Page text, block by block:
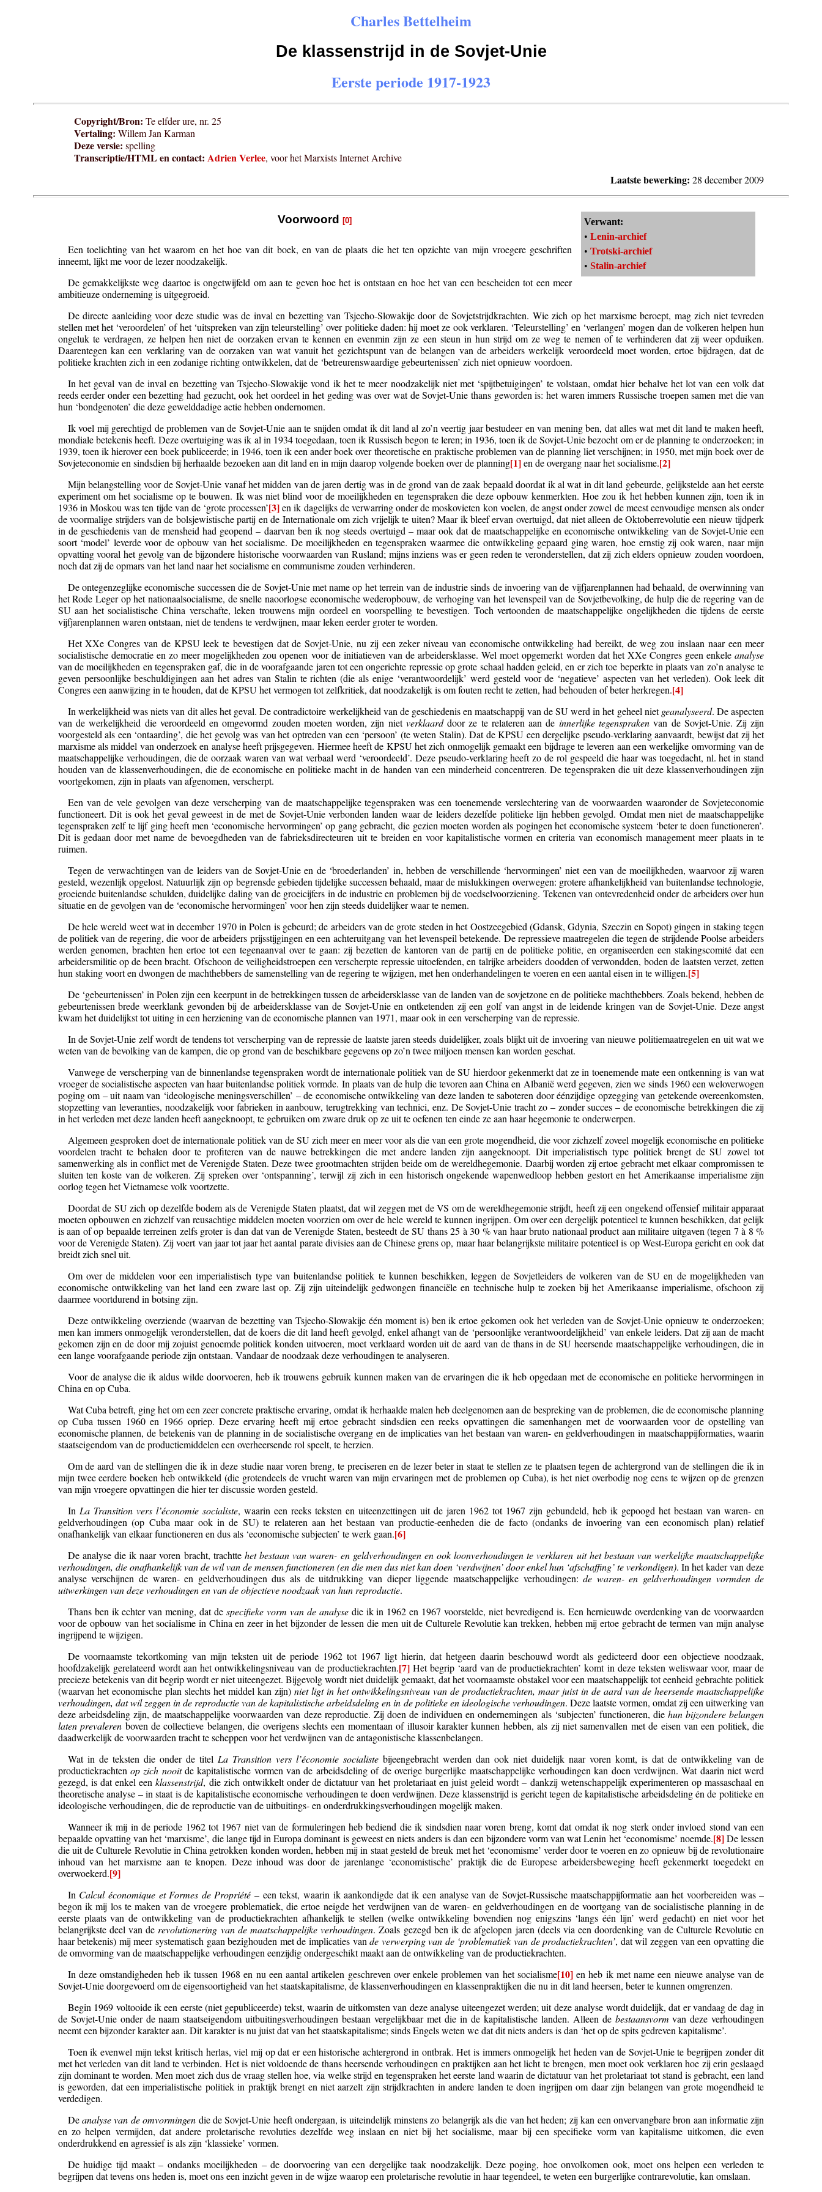
Charles Bettelheim
De klassenstrijd in de Sovjet-Unie
Eerste periode 1917-1923
Copyright/Bron: Te elfder ure, nr. 25
Vertaling: Willem Jan Karman
Deze versie: spelling
Transcriptie/HTML en contact: Adrien Verlee, voor het Marxists Internet Archive
Laatste bewerking: 28 december 2009
Verwant:
• Lenin-archief
• Trotski-archief
• Stalin-archief
Voorwoord[0]
Een toelichting van het waarom en het hoe van dit boek, en van de plaats die het ten opzichte van mijn vroegere geschriften
inneemt, lijkt me voor de lezer noodzakelijk.
De gemakkelijkste weg daartoe is ongetwijfeld om aan te geven hoe het is ontstaan en hoe het van een bescheiden tot een meer
ambitieuze onderneming is uitgegroeid.
De directe aanleiding voor deze studie was de inval en bezetting van Tsjecho-Slowakije door de Sovjetstrijdkrachten. Wie zich op het marxisme beroept, mag zich niet tevreden
stellen met het ‘veroordelen’ of het ‘uitspreken van zijn teleurstelling’ over politieke daden: hij moet ze ook verklaren. ‘Teleurstelling’ en ‘verlangen’ mogen dan de volkeren helpen hun
ongeluk te verdragen, ze helpen hen niet de oorzaken ervan te kennen en evenmin zijn ze een steun in hun strijd om ze weg te nemen of te verhinderen dat zij weer opduiken.
Daarentegen kan een verklaring van de oorzaken van wat vanuit het gezichtspunt van de belangen van de arbeiders werkelijk veroordeeld moet worden, ertoe bijdragen, dat de
politieke krachten zich in een zodanige richting ontwikkelen, dat de ‘betreurenswaardige gebeurtenissen’ zich niet opnieuw voordoen.
In het geval van de inval en bezetting van Tsjecho-Slowakije vond ik het te meer noodzakelijk niet met ‘spijtbetuigingen’ te volstaan, omdat hier behalve het lot van een volk dat
reeds eerder onder een bezetting had gezucht, ook het oordeel in het geding was over wat de Sovjet-Unie thans geworden is: het waren immers Russische troepen samen met die van
hun ‘bondgenoten’ die deze gewelddadige actie hebben ondernomen.
Ik voel mij gerechtigd de problemen van de Sovjet-Unie aan te snijden omdat ik dit land al zo’n veertig jaar bestudeer en van mening ben, dat alles wat met dit land te maken heeft,
mondiale betekenis heeft. Deze overtuiging was ik al in 1934 toegedaan, toen ik Russisch begon te leren; in 1936, toen ik de Sovjet-Unie bezocht om er de planning te onderzoeken; in
1939, toen ik hierover een boek publiceerde; in 1946, toen ik een ander boek over theoretische en praktische problemen van de planning liet verschijnen; in 1950, met mijn boek over de
Sovjeteconomie en sindsdien bij herhaalde bezoeken aan dit land en in mijn daarop volgende boeken over de planning[1]en de overgang naar het socialisme.[2]
Mijn belangstelling voor de Sovjet-Unie vanaf het midden van de jaren dertig was in de grond van de zaak bepaald doordat ik al wat in dit land gebeurde, gelijkstelde aan het eerste
experiment om het socialisme op te bouwen. Ik was niet blind voor de moeilijkheden en tegenspraken die deze opbouw kenmerkten. Hoe zou ik het hebben kunnen zijn, toen ik in
1936 in Moskou was ten tijde van de ‘grote processen’[3]en ik dagelijks de verwarring onder de moskovieten kon voelen, de angst onder zowel de meest eenvoudige mensen als onder
de voormalige strijders van de bolsjewistische partij en de Internationale om zich vrijelijk te uiten? Maar ik bleef ervan overtuigd, dat niet alleen de Oktoberrevolutie een nieuw tijdperk
in de geschiedenis van de mensheid had geopend – daarvan ben ik nog steeds overtuigd – maar ook dat de maatschappelijke en economische ontwikkeling van de Sovjet-Unie een
soort ‘model’ leverde voor de opbouw van het socialisme. De moeilijkheden en tegenspraken waarmee die ontwikkeling gepaard ging waren, hoe ernstig zij ook waren, naar mijn
opvatting vooral het gevolg van de bijzondere historische voorwaarden van Rusland; mijns inziens was er geen reden te veronderstellen, dat zij zich elders opnieuw zouden voordoen,
noch dat zij de opmars van het land naar het socialisme en communisme zouden verhinderen.
De ontegenzeglijke economische successen die de Sovjet-Unie met name op het terrein van de industrie sinds de invoering van de vijfjarenplannen had behaald, de overwinning van
het Rode Leger op het nationaalsocialisme, de snelle naoorlogse economische wederopbouw, de verhoging van het levenspeil van de Sovjetbevolking, de hulp die de regering van de
SU aan het socialistische China verschafte, leken trouwens mijn oordeel en voorspelling te bevestigen. Toch vertoonden de maatschappelijke ongelijkheden die tijdens de eerste
vijfjarenplannen waren ontstaan, niet de tendens te verdwijnen, maar leken eerder groter te worden.
Het XXe Congres van de KPSU leek te bevestigen dat de Sovjet-Unie, nu zij een zeker niveau van economische ontwikkeling had bereikt, de weg zou inslaan naar een meer
socialistische democratie en zo meer mogelijkheden zou openen voor de initiatieven van de arbeidersklasse. Wel moet opgemerkt worden dat het XXe Congres geen enkeleanalyse
van de moeilijkheden en tegenspraken gaf, die in de voorafgaande jaren tot een ongerichte repressie op grote schaal hadden geleid, en er zich toe beperkte in plaats van zo’n analyse te
geven persoonlijke beschuldigingen aan het adres van Stalin te richten (die als enige ‘verantwoordelijk’ werd gesteld voor de ‘negatieve’ aspecten van het verleden). Ook leek dit
Congres een aanwijzing in te houden, dat de KPSU het vermogen tot zelfkritiek, dat noodzakelijk is om fouten recht te zetten, had behouden of beter herkregen.[4]
In werkelijkheid was niets van dit alles het geval. De contradictoire werkelijkheid van de geschiedenis en maatschappij van de SU werd in het geheel nietgeanalyseerd. De aspecten
van de werkelijkheid die veroordeeld en omgevormd zouden moeten worden, zijn niet verklaarddoor ze te relateren aan de innerlijke tegensprakenvan de Sovjet-Unie. Zij zijn
voorgesteld als een ‘ontaarding’, die het gevolg was van het optreden van een ‘persoon’ (te weten Stalin). Dat de KPSU een dergelijke pseudo-verklaring aanvaardt, bewijst dat zij het
marxisme als middel van onderzoek en analyse heeft prijsgegeven. Hiermee heeft de KPSU het zich onmogelijk gemaakt een bijdrage te leveren aan een werkelijke omvorming van de
maatschappelijke verhoudingen, die de oorzaak waren van wat verbaal werd ‘veroordeeld’. Deze pseudo-verklaring heeft zo de rol gespeeld die haar was toegedacht, nl. het in stand
houden van de klassenverhoudingen, die de economische en politieke macht in de handen van een minderheid concentreren. De tegenspraken die uit deze klassenverhoudingen zijn
voortgekomen, zijn in plaats van afgenomen, verscherpt.
Een van de vele gevolgen van deze verscherping van de maatschappelijke tegenspraken was een toenemende verslechtering van de voorwaarden waaronder de Sovjeteconomie
functioneert. Dit is ook het geval geweest in de met de Sovjet-Unie verbonden landen waar de leiders dezelfde politieke lijn hebben gevolgd. Omdat men niet de maatschappelijke
tegenspraken zelf te lijf ging heeft men ‘economische hervormingen’ op gang gebracht, die gezien moeten worden als pogingen het economische systeem ‘beter te doen functioneren’.
Dit is gedaan door met name de bevoegdheden van de fabrieksdirecteuren uit te breiden en voor kapitalistische vormen en criteria van economisch management meer plaats in te
ruimen.
Tegen de verwachtingen van de leiders van de Sovjet-Unie en de ‘broederlanden’ in, hebben de verschillende ‘hervormingen’ niet een van de moeilijkheden, waarvoor zij waren
gesteld, wezenlijk opgelost. Natuurlijk zijn op begrensde gebieden tijdelijke successen behaald, maar de mislukkingen overwegen: grotere afhankelijkheid van buitenlandse technologie,
groeiende buitenlandse schulden, duidelijke daling van de groeicijfers in de industrie en problemen bij de voedselvoorziening. Tekenen van ontevredenheid onder de arbeiders over hun
situatie en de gevolgen van de ‘economische hervormingen’ voor hen zijn steeds duidelijker waar te nemen.
De hele wereld weet wat in december 1970 in Polen is gebeurd; de arbeiders van de grote steden in het Oostzeegebied (Gdansk, Gdynia, Szeczin en Sopot) gingen in staking tegen
de politiek van de regering, die voor de arbeiders prijsstijgingen en een achteruitgang van het levenspeil betekende. De repressieve maatregelen die tegen de strijdende Poolse arbeiders
werden genomen, brachten hen ertoe tot een tegenaanval over te gaan: zij bezetten de kantoren van de partij en de politieke politie, en organiseerden een stakingscomité dat een
arbeidersmilitie op de been bracht. Ofschoon de veiligheidstroepen een verscherpte repressie uitoefenden, en talrijke arbeiders doodden of verwondden, boden de laatsten verzet, zetten
hun staking voort en dwongen de machthebbers de samenstelling van de regering te wijzigen, met hen onderhandelingen te voeren en een aantal eisen in te willigen.[5]
De ‘gebeurtenissen’ in Polen zijn een keerpunt in de betrekkingen tussen de arbeidersklasse van de landen van de sovjetzone en de politieke machthebbers. Zoals bekend, hebben de
gebeurtenissen brede weerklank gevonden bij de arbeidersklasse van de Sovjet-Unie en ontketenden zij een golf van angst in de leidende kringen van de Sovjet-Unie. Deze angst
kwam het duidelijkst tot uiting in een herziening van de economische plannen van 1971, maar ook in een verscherping van de repressie.
In de Sovjet-Unie zelf wordt de tendens tot verscherping van de repressie de laatste jaren steeds duidelijker, zoals blijkt uit de invoering van nieuwe politiemaatregelen en uit wat we
weten van de bevolking van de kampen, die op grond van de beschikbare gegevens op zo’n twee miljoen mensen kan worden geschat.
Vanwege de verscherping van de binnenlandse tegenspraken wordt de internationale politiek van de SU hierdoor gekenmerkt dat ze in toenemende mate een ontkenning is van wat
vroeger de socialistische aspecten van haar buitenlandse politiek vormde. In plaats van de hulp die tevoren aan China en Albanië werd gegeven, zien we sinds 1960 een weloverwogen
poging om – uit naam van ‘ideologische meningsverschillen’ – de economische ontwikkeling van deze landen te saboteren door éénzijdige opzegging van getekende overeenkomsten,
stopzetting van leveranties, noodzakelijk voor fabrieken in aanbouw, terugtrekking van technici, enz. De Sovjet-Unie tracht zo – zonder succes – de economische betrekkingen die zij
in het verleden met deze landen heeft aangeknoopt, te gebruiken om zware druk op ze uit te oefenen ten einde ze aan haar hegemonie te onderwerpen.
Algemeen gesproken doet de internationale politiek van de SU zich meer en meer voor als die van een grote mogendheid, die voor zichzelf zoveel mogelijk economische en politieke
voordelen tracht te behalen door te profiteren van de nauwe betrekkingen die met andere landen zijn aangeknoopt. Dit imperialistisch type politiek brengt de SU zowel tot
samenwerking als in conflict met de Verenigde Staten. Deze twee grootmachten strijden beide om de wereldhegemonie. Daarbij worden zij ertoe gebracht met elkaar compromissen te
sluiten ten koste van de volkeren. Zij spreken over ‘ontspanning’, terwijl zij zich in een historisch ongekende wapenwedloop hebben gestort en het Amerikaanse imperialisme zijn
oorlog tegen het Vietnamese volk voortzette.
Doordat de SU zich op dezelfde bodem als de Verenigde Staten plaatst, dat wil zeggen met de VS om de wereldhegemonie strijdt, heeft zij een ongekend offensief militair apparaat
moeten opbouwen en zichzelf van reusachtige middelen moeten voorzien om over de hele wereld te kunnen ingrijpen. Om over een dergelijk potentieel te kunnen beschikken, dat gelijk
is aan of op bepaalde terreinen zelfs groter is dan dat van de Verenigde Staten, besteedt de SU thans 25 à 30 % van haar bruto nationaal product aan militaire uitgaven (tegen 7 à 8 %
voor de Verenigde Staten). Zij voert van jaar tot jaar het aantal parate divisies aan de Chinese grens op, maar haar belangrijkste militaire potentieel is op West-Europa gericht en ook dat
breidt zich snel uit.
Om over de middelen voor een imperialistisch type van buitenlandse politiek te kunnen beschikken, leggen de Sovjetleiders de volkeren van de SU en de mogelijkheden van
economische ontwikkeling van het land een zware last op. Zij zijn uiteindelijk gedwongen financiële en technische hulp te zoeken bij het Amerikaanse imperialisme, ofschoon zij
daarmee voortdurend in botsing zijn.
Deze ontwikkeling overziende (waarvan de bezetting van Tsjecho-Slowakije één moment is) ben ik ertoe gekomen ook het verleden van de Sovjet-Unie opnieuw te onderzoeken;
men kan immers onmogelijk veronderstellen, dat de koers die dit land heeft gevolgd, enkel afhangt van de ‘persoonlijke verantwoordelijkheid’ van enkele leiders. Dat zij aan de macht
gekomen zijn en de door mij zojuist genoemde politiek konden uitvoeren, moet verklaard worden uit de aard van de thans in de SU heersende maatschappelijke verhoudingen, die in
een lange voorafgaande periode zijn ontstaan. Vandaar de noodzaak deze verhoudingen te analyseren.
Voor de analyse die ik aldus wilde doorvoeren, heb ik trouwens gebruik kunnen maken van de ervaringen die ik heb opgedaan met de economische en politieke hervormingen in
China en op Cuba.
Wat Cuba betreft, ging het om een zeer concrete praktische ervaring, omdat ik herhaalde malen heb deelgenomen aan de bespreking van de problemen, die de economische planning
op Cuba tussen 1960 en 1966 opriep. Deze ervaring heeft mij ertoe gebracht sindsdien een reeks opvattingen die samenhangen met de voorwaarden voor de opstelling van
economische plannen, de betekenis van de planning in de socialistische overgang en de implicaties van het bestaan van waren- en geldverhoudingen in maatschappijformaties, waarin
staatseigendom van de productiemiddelen een overheersende rol speelt, te herzien.
Om de aard van de stellingen die ik in deze studie naar voren breng, te preciseren en de lezer beter in staat te stellen ze te plaatsen tegen de achtergrond van de stellingen die ik in
mijn twee eerdere boeken heb ontwikkeld (die grotendeels de vrucht waren van mijn ervaringen met de problemen op Cuba), is het niet overbodig nog eens te wijzen op de grenzen
van mijn vroegere opvattingen die hier ter discussie worden gesteld.
In La Transition vers l’économie socialiste, waarin een reeks teksten en uiteenzettingen uit de jaren 1962 tot 1967 zijn gebundeld, heb ik gepoogd het bestaan van waren- en
geldverhoudingen (op Cuba maar ook in de SU) te relateren aan het bestaan van productie-eenheden die de facto (ondanks de invoering van een economisch plan) relatief
onafhankelijk van elkaar functioneren en dus als ‘economische subjecten’ te werk gaan.[6]
De analyse die ik naar voren bracht, trachtte het bestaan van waren- en geldverhoudingen en ook loonverhoudingen te verklaren uit het bestaan van werkelijke maatschappelijke
verhoudingen, die onafhankelijk van de wil van de mensen functioneren (en die men dus niet kan doen ‘verdwijnen’ door enkel hun ‘afschaffing’ te verkondigen). In het kader van deze
analyse verschijnen de waren- en geldverhoudingen dus als de uitdrukking van dieper liggende maatschappelijke verhoudingen:de waren- en geldverhoudingen vormden de
uitwerkingen van deze verhoudingen en van de objectieve noodzaak van hun reproductie.
Thans ben ik echter van mening, dat despecifieke vorm van de analyse die ik in 1962 en 1967 voorstelde, niet bevredigend is. Een hernieuwde overdenking van de voorwaarden
voor de opbouw van het socialisme in China en zeer in het bijzonder de lessen die men uit de Culturele Revolutie kan trekken, hebben mij ertoe gebracht de termen van mijn analyse
ingrijpend te wijzigen.
De voornaamste tekortkoming van mijn teksten uit de periode 1962 tot 1967 ligt hierin, dat hetgeen daarin beschouwd wordt als gedicteerd door een objectieve noodzaak,
hoofdzakelijk gerelateerd wordt aan het ontwikkelingsniveau van de productiekrachten.[7]Het begrip ‘aard van de productiekrachten’ komt in deze teksten weliswaar voor, maar de
precieze betekenis van dit begrip wordt er niet uiteengezet. Bijgevolg wordt niet duidelijk gemaakt, dat het voornaamste obstakel voor een maatschappelijk tot eenheid gebrachte politiek
(waarvan het economische plan slechts het middel kan zijn) niet ligt in het ontwikkelingsniveau van de productiekrachten, maar juist in de aard van de heersende maatschappelijke
verhoudingen, dat wil zeggen in de reproductie van de kapitalistische arbeidsdeling en in de politieke en ideologische verhoudingen. Deze laatste vormen, omdat zij een uitwerking van
deze arbeidsdeling zijn, de maatschappelijke voorwaarden van deze reproductie. Zij doen de individuen en ondernemingen als ‘subjecten’ functioneren, diehun bijzondere belangen
laten prevaleren boven de collectieve belangen, die overigens slechts een momentaan of illusoir karakter kunnen hebben, als zij niet samenvallen met de eisen van een politiek, die
daadwerkelijk de voorwaarden tracht te scheppen voor het verdwijnen van de antagonistische klassenbelangen.
Wat in de teksten die onder de titel La Transition vers l’économie socialiste bijeengebracht werden dan ook niet duidelijk naar voren komt, is dat de ontwikkeling van de
productiekrachtenop zich nooitde kapitalistische vormen van de arbeidsdeling of de overige burgerlijke maatschappelijke verhoudingen kan doen verdwijnen. Wat daarin niet werd
gezegd, is dat enkel eenklassenstrijd, die zich ontwikkelt onder de dictatuur van het proletariaat en juist geleid wordt – dankzij wetenschappelijk experimenteren op massaschaal en
theoretische analyse – in staat is de kapitalistische economische verhoudingen te doen verdwijnen. Deze klassenstrijd is gericht tegen de kapitalistische arbeidsdeling én de politieke en
ideologische verhoudingen, die de reproductie van de uitbuitings- en onderdrukkingsverhoudingen mogelijk maken.
Wanneer ik mij in de periode 1962 tot 1967 niet van de formuleringen heb bediend die ik sindsdien naar voren breng, komt dat omdat ik nog sterk onder invloed stond van een
bepaalde opvatting van het ‘marxisme’, die lange tijd in Europa dominant is geweest en niets anders is dan een bijzondere vorm van wat Lenin het ‘economisme’ noemde.[8]De lessen
die uit de Culturele Revolutie in China getrokken konden worden, hebben mij in staat gesteld de breuk met het ‘economisme’ verder door te voeren en zo opnieuw bij de revolutionaire
inhoud van het marxisme aan te knopen. Deze inhoud was door de jarenlange ‘economistische’ praktijk die de Europese arbeidersbeweging heeft gekenmerkt toegedekt en
overwoekerd.[9]
In Calcul économique et Formes de Propriété – een tekst, waarin ik aankondigde dat ik een analyse van de Sovjet-Russische maatschappijformatie aan het voorbereiden was –
begon ik mij los te maken van de vroegere problematiek, die ertoe neigde het verdwijnen van de waren- en geldverhoudingen en de voortgang van de socialistische planning in de
eerste plaats van de ontwikkeling van de productiekrachten afhankelijk te stellen (welke ontwikkeling bovendien nog enigszins ‘langs één lijn’ werd gedacht) en niet voor het
belangrijkste deel van derevolutionering van de maatschappelijke verhoudingen. Zoals gezegd ben ik de afgelopen jaren (deels via een doordenking van de Culturele Revolutie en
haar betekenis) mij meer systematisch gaan bezighouden met de implicaties vande verwerping van de ‘problematiek van de productiekrachten’, dat wil zeggen van een opvatting die
de omvorming van de maatschappelijke verhoudingen eenzijdig ondergeschikt maakt aan de ontwikkeling van de productiekrachten.
In deze omstandigheden heb ik tussen 1968 en nu een aantal artikelen geschreven over enkele problemen van het socialisme[10]en heb ik met name een nieuwe analyse van de
Sovjet-Unie doorgevoerd om de eigensoortigheid van het staatskapitalisme, de klassenverhoudingen en klassenpraktijken die nu in dit land heersen, beter te kunnen omgrenzen.
Begin 1969 voltooide ik een eerste (niet gepubliceerde) tekst, waarin de uitkomsten van deze analyse uiteengezet werden; uit deze analyse wordt duidelijk, dat er vandaag de dag in
de Sovjet-Unie onder de naam staatseigendom uitbuitingsverhoudingen bestaan vergelijkbaar met die in de kapitalistische landen. Alleen de bestaansvormvan deze verhoudingen
neemt een bijzonder karakter aan. Dit karakter is nu juist dat van het staatskapitalisme; sinds Engels weten we dat dit niets anders is dan ‘het op de spits gedreven kapitalisme’.
Toen ik evenwel mijn tekst kritisch herlas, viel mij op dat er een historische achtergrond in ontbrak. Het is immers onmogelijk het heden van de Sovjet-Unie te begrijpen zonder dit
met het verleden van dit land te verbinden. Het is niet voldoende de thans heersende verhoudingen en praktijken aan het licht te brengen, men moet ook verklaren hoe zij erin geslaagd
zijn dominant te worden. Men moet zich dus de vraag stellen hoe, via welke strijd en tegenspraken het eerste land waarin de dictatuur van het proletariaat tot stand is gebracht, een land
is geworden, dat een imperialistische politiek in praktijk brengt en niet aarzelt zijn strijdkrachten in andere landen te doen ingrijpen om daar zijn belangen van grote mogendheid te
verdedigen.
Deanalyse van de omvormingen die de Sovjet-Unie heeft ondergaan, is uiteindelijk minstens zo belangrijk als die van het heden; zij kan een onvervangbare bron aan informatie zijn
en zo helpen vermijden, dat andere proletarische revoluties dezelfde weg inslaan en niet bij het socialisme, maar bij een specifieke vorm van kapitalisme uitkomen, die even
onderdrukkend en agressief is als zijn ‘klassieke’ vormen.
De huidige tijd maakt – ondanks moeilijkheden – de doorvoering van een dergelijke taak noodzakelijk. Deze poging, hoe onvolkomen ook, moet ons helpen een verleden te
begrijpen dat tevens ons heden is, moet ons een inzicht geven in de wijze waarop een proletarische revolutie in haar tegendeel, te weten een burgerlijke contrarevolutie, kan omslaan.